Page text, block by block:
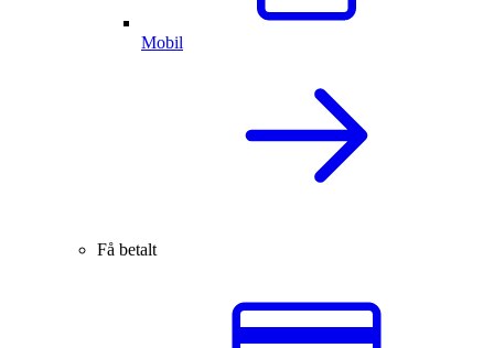
Mobil
Få betalt